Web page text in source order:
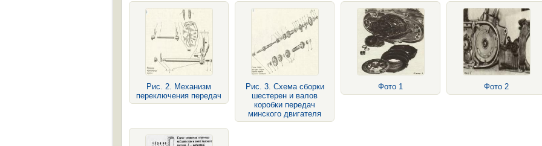
Рис. 2. Механизм
переключения передач
Рис. 3. Схема сборки
шестерен и валов
коробки передач
минского двигателя
Фото 1 Фото 2